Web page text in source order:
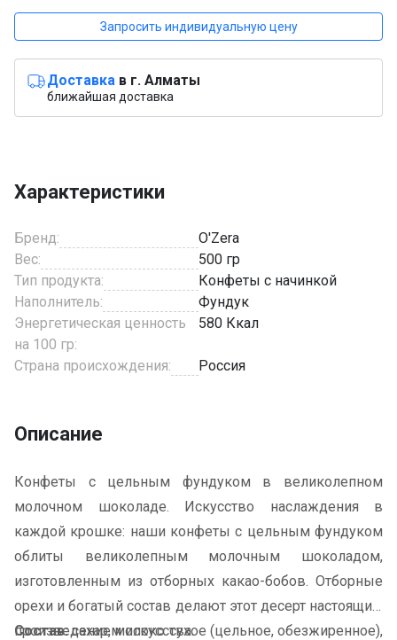
Запросить индивидуальную цену
Доставка в г. Алматы
ближайшая доставка
Характеристики
Бренд:
O'Zera
Вес:
500 гр
Тип продукта:
Конфеты с начинкой
Наполнитель:
Фундук
Энергетическая ценность
на 100 гр:
580 Ккал
Страна происхождения: Россия
Описание
Конфеты с цельным фундуком в великолепном
молочном шоколаде. Искусство наслаждения в
каждой крошке: наши конфеты с цельным фундуком
облиты великолепным молочным шоколадом,
изготовленным из отборных какао-бобов. Отборные
орехи и богатый состав делают этот десерт настоящим
произведением искусства.
Состав:сахар, молоко сухое (цельное, обезжиренное),